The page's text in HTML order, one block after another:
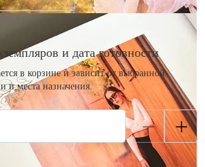
и дата готовности
в корзине и зависит от выбранной
и места назначения.